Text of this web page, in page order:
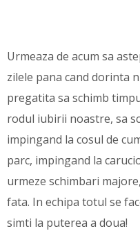
Urmeaza de acum sa
zilele pana cand dorinta
pregatita sa schimb
rodul iubirii noastre, sa
impingand la cosul de
parc, impingand la
urmeze schimbari
fata. In echipa totul se
simti la puterea a doua!